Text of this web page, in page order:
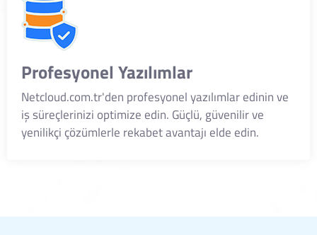
Profesyonel Yazılımlar
Netcloud.com.tr'den profesyonel yazılımlar edinin ve
iş süreçlerinizi optimize edin. Güçlü, güvenilir ve
yenilikçi çözümlerle rekabet avantajı elde edin.